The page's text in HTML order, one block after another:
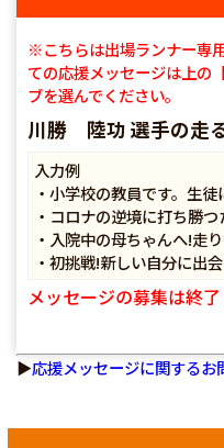
※こちらは出場ランナー専
ての応援メッセージは上の
ブを選んでください。
川勝 陸功 選手の走
入力例
・小学校の教員です。生
・コロナの逆境に打ち勝
・入院中の母ちゃんへ!走
・初挑戦!新しい自分に出
メッセージの募集は終了
▶応援メッセージに関するお